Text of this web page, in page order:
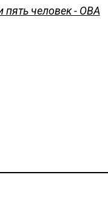
пять человек - ОВА